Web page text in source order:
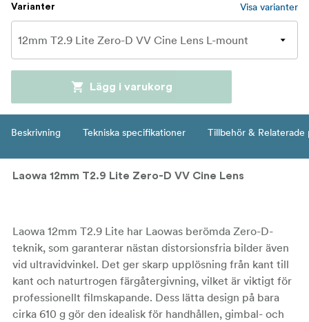
Varianter Visa varianter
Lägg i varukorg
Beskrivning Tekniska specifikationer Tillbehör & Relaterade
Laowa 12mm T2.9 Lite Zero-D VV Cine Lens
Laowa 12mm T2.9 Lite har Laowas berömda Zero-D-
teknik, som garanterar nästan distorsionsfria bilder även
vid ultravidvinkel. Det ger skarp upplösning från kant till
kant och naturtrogen färgåtergivning, vilket är viktigt för
professionellt filmskapande. Dess lätta design på bara
cirka 610 g gör den idealisk för handhållen, gimbal- och